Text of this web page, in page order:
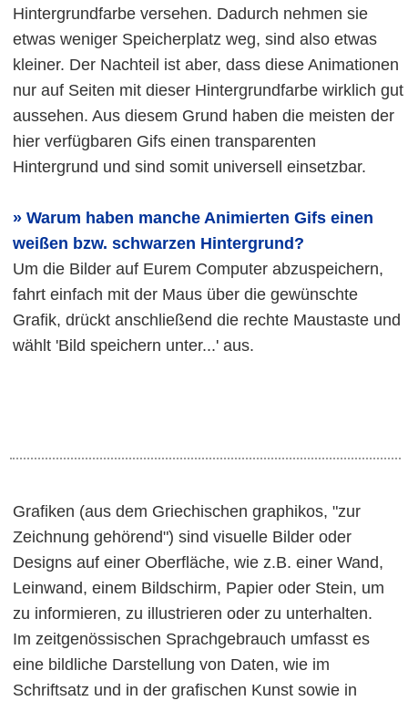
Hintergrundfarbe versehen. Dadurch nehmen sie
etwas weniger Speicherplatz weg, sind also etwas
kleiner. Der Nachteil ist aber, dass diese Animationen
nur auf Seiten mit dieser Hintergrundfarbe wirklich gut
aussehen. Aus diesem Grund haben die meisten der
hier verfügbaren Gifs einen transparenten
Hintergrund und sind somit universell einsetzbar.
Warum haben manche Animierten Gifs einen
weißen bzw. schwarzen Hintergrund?
Um die Bilder auf Eurem Computer abzuspeichern,
fahrt einfach mit der Maus über die gewünschte
Grafik, drückt anschließend die rechte Maustaste und
wählt 'Bild speichern unter...' aus.
Grafiken (aus dem Griechischen graphikos, "zur
Zeichnung gehörend") sind visuelle Bilder oder
Designs auf einer Oberfläche, wie z.B. einer Wand,
Leinwand, einem Bildschirm, Papier oder Stein, um
zu informieren, zu illustrieren oder zu unterhalten.
Im zeitgenössischen Sprachgebrauch umfasst es
eine bildliche Darstellung von Daten, wie im
Schriftsatz und in der grafischen Kunst sowie in